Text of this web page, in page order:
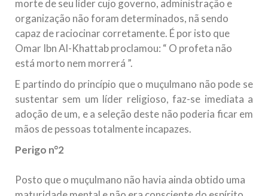
morte de seu líder cujo governo, administração e
organização não foram determinados, nã sendo
capaz de raciocinar corretamente. É por isto que
Omar Ibn Al-Khattab proclamou: “ O profeta não
está morto nem morrerá ”.
E partindo do princípio que o muçulmano não pode se
sustentar sem um líder religioso, faz-se imediata a
adoção de um, e a seleção deste não poderia ficar em
mãos de pessoas totalmente incapazes.
Perigo n°2
Posto que o muçulmano não havia ainda obtido uma